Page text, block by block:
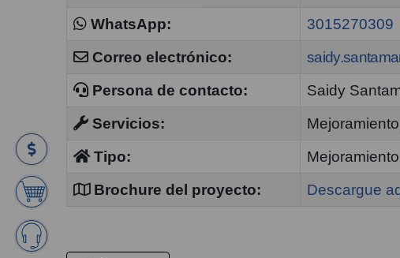
WhatsApp:
3015270309
Correo electrónico:
Persona de contacto:
Saidy
Servicios:
Tipo:
Mejoramiento
Brochure del proyecto:
Descargue